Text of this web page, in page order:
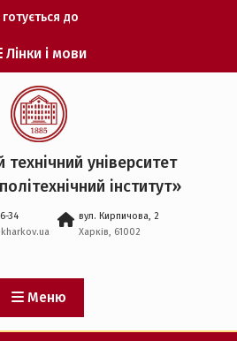
до
ХПІ
на
«Червона
про
з ДержНДІ
кібербезпеки
України
обговорили
українсько-
Лінки і мови
технічний університет
iнститут»
34
вул. Кирпичова, 2
Харків, 61002
Меню